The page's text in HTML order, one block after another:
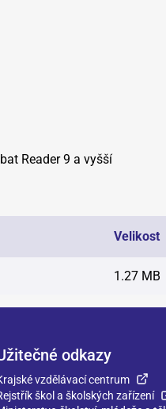
Reader 9 a vyšší
Velikost
1.27 MB
odkazy
vzdělávací centrum
škol a školských zařízení